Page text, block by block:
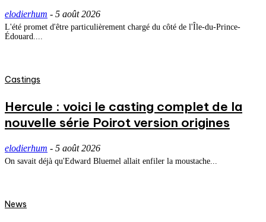
elodierhum - 5 août 2026
L'été promet d'être particulièrement chargé du côté de l'Île-du-Prince-
Édouard....
Castings
Hercule : voici le casting complet de la
nouvelle série Poirot version origines
elodierhum - 5 août 2026
On savait déjà qu'Edward Bluemel allait enfiler la moustache...
News